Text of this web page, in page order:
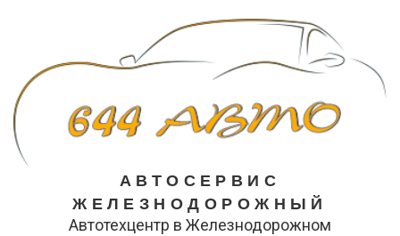
АВТОСЕРВИС
ЖЕЛЕЗНОДОРОЖНЫЙ
Автотехцентр в Железнодорожном